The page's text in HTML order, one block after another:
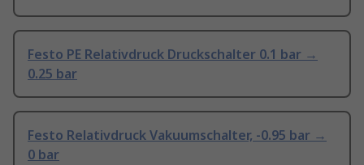
Festo PE Relativdruck Druckschalter 0.1 bar →
0.25 bar
Festo Relativdruck Vakuumschalter, -0.95 bar →
0 bar